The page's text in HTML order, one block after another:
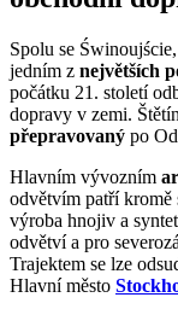
Spolu se
jedním z největších
počátku 21. století
dopravy v zemi.
přepravovaný po
Hlavním vývozním
odvětvím patří
výroba hnojiv a
odvětví a pro
Trajektem se lze
Hlavní město